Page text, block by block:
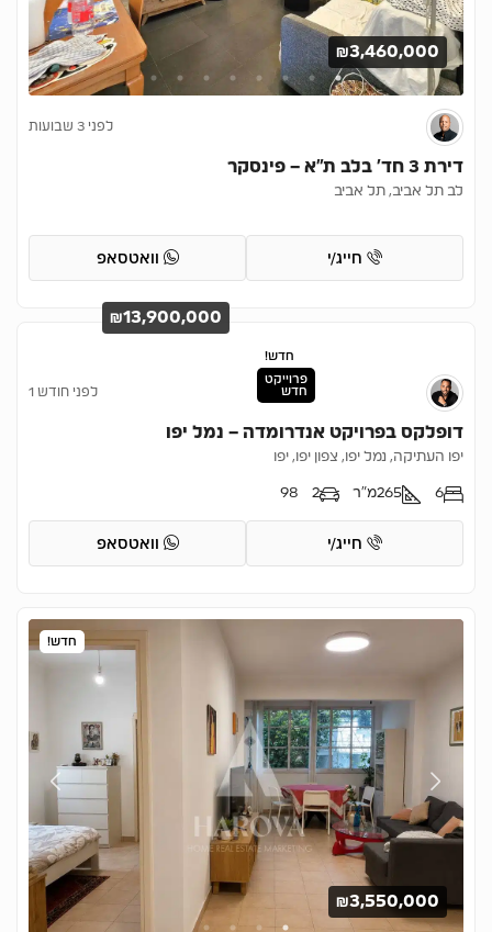
₪3,460,000
לפני 3 שבועות
דירת 3 חד’ בלב ת”א – פינסקר
לב תל אביב, תל אביב
חייג/י וואטסאפ
חדש!
פרוייקט
חדש
₪13,900,000
לפני חודש 1
דופלקס בפרויקט אנדרומדה – נמל יפו
יפו העתיקה, נמל יפו, צפון יפו, יפו
6
265מ"ר 2
98
חייג/י וואטסאפ
חדש!
₪3,550,000